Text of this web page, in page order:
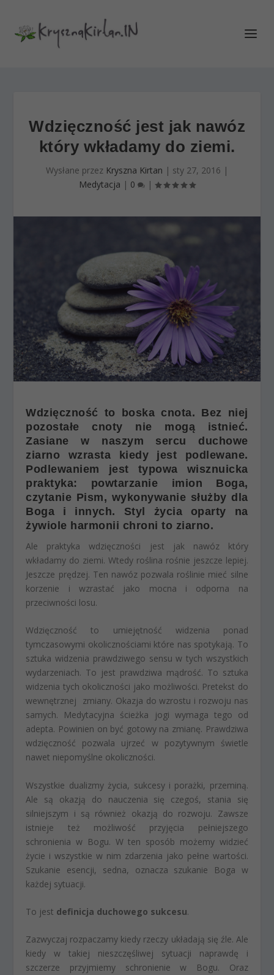
Wdzięczność jest jak nawóz
który wkładamy do ziemi.
Wysłane przez Kryszna Kirtan | sty 27, 2016 |
Medytacja | 0 |
Wdzięczność to boska cnota. Bez niej
pozostałe cnoty nie mogą istnieć.
Zasiane w naszym sercu duchowe
ziarno wzrasta kiedy jest podlewane.
Podlewaniem jest typowa wisznuicka
praktyka: powtarzanie imion Boga,
czytanie Pism, wykonywanie służby dla
Boga i innych. Styl życia oparty na
żywiole harmonii chroni to ziarno.
Ale praktyka wdzięczności jest jak nawóz który
wkładamy do ziemi. Wtedy roślina rośnie jeszcze lepiej.
Jeszcze prędzej. Ten nawóz pozwala roślinie mieć silne
korzenie i wzrastać jako mocna i odporna na
przeciwności losu.
Wdzięczność to umiejętność widzenia ponad
tymczasowymi okolicznościami które nas spotykają. To
sztuka widzenia prawdziwego sensu w tych wszystkich
wydarzeniach. To jest prawdziwa mądrość. To sztuka
widzenia tych okoliczności jako możliwości. Pretekst do
wewnętrznej zmiany. Okazja do wzrostu i rozwoju nas
samych. Medytacyjna ścieżka jogi wymaga tego od
adepta. Powinien on być gotowy na zmianę. Prawdziwa
wdzięczność pozwala ujrzeć w pozytywnym świetle
nawet niepomyślne okoliczności.
Wszystkie dualizmy życia, sukcesy i porażki, przeminą.
Ale są okazją do nauczenia się czegoś, stania się
silniejszym i są również okazją do rozwoju. Zawsze
istnieje też możliwość przyjęcia pełniejszego
schronienia w Bogu. W ten sposób możemy widzieć
życie i wszystkie w nim zdarzenia jako pełne wartości.
Szukanie esencji, sedna, oznacza szukanie Boga w
każdej sytuacji.
To jest definicja duchowego sukcesu.
Zazwyczaj rozpaczamy kiedy rzeczy układają się źle. Ale
kiedy w takiej nieszczęśliwej sytuacji naprawdę i
szczerze przyjmiemy schronienie w Bogu. Oraz